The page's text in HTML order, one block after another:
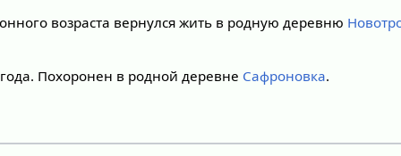
возраста вернулся жить в родную деревню
Похоронен в родной деревне Сафроновка.